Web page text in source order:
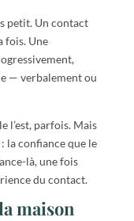
petit. Un contact
fois. Une
— verbalement ou
l’est, parfois. Mais
la confiance que le
là, une fois
du contact.
maison